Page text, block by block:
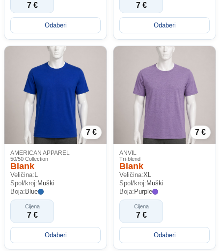
7 €
Odaberi
7 €
Odaberi
7 €
AMERICAN APPAREL
50/50 Collection
Blank
Veličina: L
Spol/kroj: Muški
Boja: Blue
Cijena
7 €
Odaberi
7 €
ANVIL
Tri-blend
Blank
Veličina:XL
Spol/kroj: Muški
Boja: Purple
Cijena
7 €
Odaberi